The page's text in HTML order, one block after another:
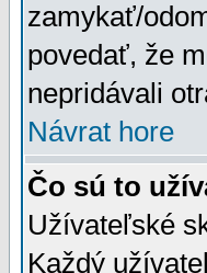
zamykať/
povedať, že
nepridávali
Návrat hore
Čo sú to
Užívateľské
Každý